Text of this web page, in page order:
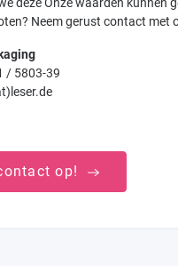
Neem gerust contact met
/ 5803-39
op!